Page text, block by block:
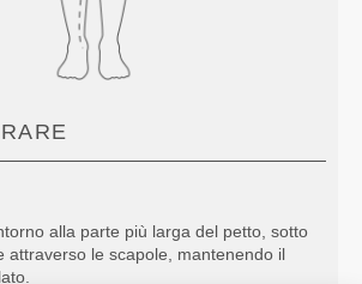
alla parte più larga del petto, sotto
attraverso le scapole, mantenendo il